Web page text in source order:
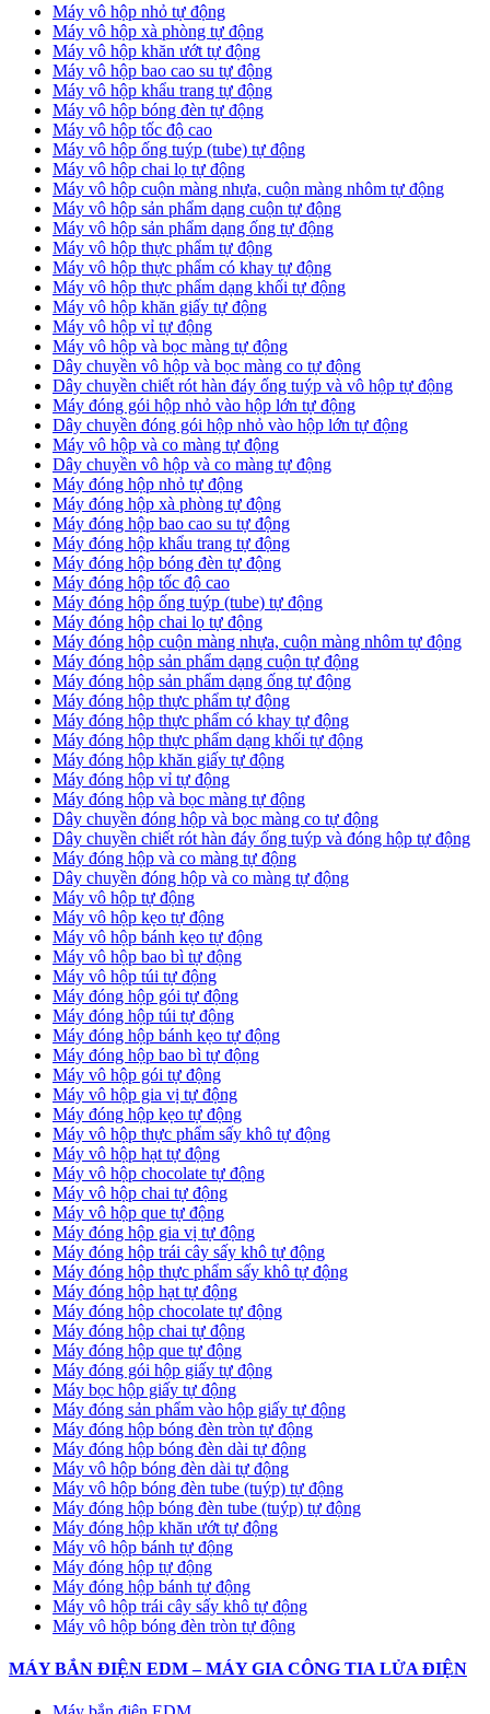
Máy vô hộp nhỏ tự động
Máy vô hộp xà phòng tự động
Máy vô hộp khăn ướt tự động
Máy vô hộp bao cao su tự động
Máy vô hộp khẩu trang tự động
Máy vô hộp bóng đèn tự động
Máy vô hộp tốc độ cao
Máy vô hộp ống tuýp (tube) tự động
Máy vô hộp chai lọ tự động
Máy vô hộp cuộn màng nhựa, cuộn màng nhôm tự động
Máy vô hộp sản phẩm dạng cuộn tự động
Máy vô hộp sản phẩm dạng ống tự động
Máy vô hộp thực phẩm tự động
Máy vô hộp thực phẩm có khay tự động
Máy vô hộp thực phẩm dạng khối tự động
Máy vô hộp khăn giấy tự động
Máy vô hộp vỉ tự động
Máy vô hộp và bọc màng tự động
Dây chuyền vô hộp và bọc màng co tự động
Dây chuyền chiết rót hàn đáy ống tuýp và vô hộp tự động
Máy đóng gói hộp nhỏ vào hộp lớn tự động
Dây chuyền đóng gói hộp nhỏ vào hộp lớn tự động
Máy vô hộp và co màng tự động
Dây chuyền vô hộp và co màng tự động
Máy đóng hộp nhỏ tự động
Máy đóng hộp xà phòng tự động
Máy đóng hộp bao cao su tự động
Máy đóng hộp khẩu trang tự động
Máy đóng hộp bóng đèn tự động
Máy đóng hộp tốc độ cao
Máy đóng hộp ống tuýp (tube) tự động
Máy đóng hộp chai lọ tự động
Máy đóng hộp cuộn màng nhựa, cuộn màng nhôm tự động
Máy đóng hộp sản phẩm dạng cuộn tự động
Máy đóng hộp sản phẩm dạng ống tự động
Máy đóng hộp thực phẩm tự động
Máy đóng hộp thực phẩm có khay tự động
Máy đóng hộp thực phẩm dạng khối tự động
Máy đóng hộp khăn giấy tự động
Máy đóng hộp vỉ tự động
Máy đóng hộp và bọc màng tự động
Dây chuyền đóng hộp và bọc màng co tự động
Dây chuyền chiết rót hàn đáy ống tuýp và đóng hộp tự động
Máy đóng hộp và co màng tự động
Dây chuyền đóng hộp và co màng tự động
Máy vô hộp tự động
Máy vô hộp kẹo tự động
Máy vô hộp bánh kẹo tự động
Máy vô hộp bao bì tự động
Máy vô hộp túi tự động
Máy đóng hộp gói tự động
Máy đóng hộp túi tự động
Máy đóng hộp bánh kẹo tự động
Máy đóng hộp bao bì tự động
Máy vô hộp gói tự động
Máy vô hộp gia vị tự động
Máy đóng hộp kẹo tự động
Máy vô hộp thực phẩm sấy khô tự động
Máy vô hộp hạt tự động
Máy vô hộp chocolate tự động
Máy vô hộp chai tự động
Máy vô hộp que tự động
Máy đóng hộp gia vị tự động
Máy đóng hộp trái cây sấy khô tự động
Máy đóng hộp thực phẩm sấy khô tự động
Máy đóng hộp hạt tự động
Máy đóng hộp chocolate tự động
Máy đóng hộp chai tự động
Máy đóng hộp que tự động
Máy đóng gói hộp giấy tự động
Máy bọc hộp giấy tự động
Máy đóng sản phẩm vào hộp giấy tự động
Máy đóng hộp bóng đèn tròn tự động
Máy đóng hộp bóng đèn dài tự động
Máy vô hộp bóng đèn dài tự động
Máy vô hộp bóng đèn tube (tuýp) tự động
Máy đóng hộp bóng đèn tube (tuýp) tự động
Máy đóng hộp khăn ướt tự động
Máy vô hộp bánh tự động
Máy đóng hộp tự động
Máy đóng hộp bánh tự động
Máy vô hộp trái cây sấy khô tự động
Máy vô hộp bóng đèn tròn tự động
MÁY BẮN ĐIỆN EDM – MÁY GIA CÔNG TIA LỬA ĐIỆN